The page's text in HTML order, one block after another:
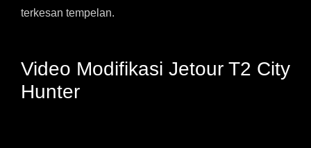
terkesan tempelan.
Video Modifikasi Jetour T2 City
Hunter